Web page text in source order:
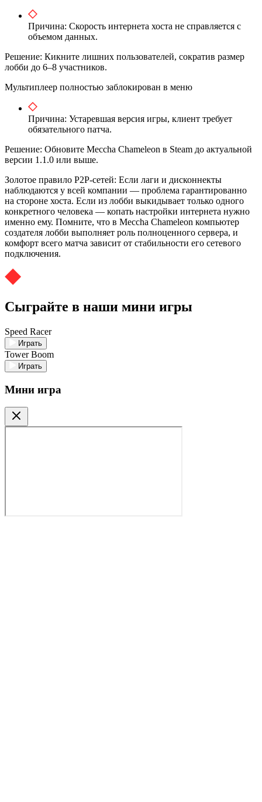
Причина: Скорость интернета хоста не справляется с
объемом данных.
Решение: Кикните лишних пользователей, сократив размер
лобби до 6–8 участников.
Мультиплеер полностью заблокирован в меню
Причина: Устаревшая версия игры, клиент требует
обязательного патча.
Решение: Обновите Meccha Chameleon в Steam до актуальной
версии 1.1.0 или выше.
Золотое правило P2P-сетей: Если лаги и дисконнекты
наблюдаются у всей компании — проблема гарантированно
на стороне хоста. Если из лобби выкидывает только одного
конкретного человека — копать настройки интернета нужно
именно ему. Помните, что в Meccha Chameleon компьютер
создателя лобби выполняет роль полноценного сервера, и
комфорт всего матча зависит от стабильности его сетевого
подключения.
Сыграйте в наши мини игры
Speed Racer
Играть
Tower Boom
Играть
Мини игра